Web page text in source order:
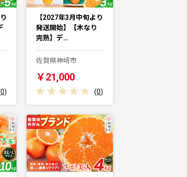
0)
【2027年3月中旬より
発送開始】【木なり
完熟】デ…
佐賀県神埼市
￥21,000
(0)